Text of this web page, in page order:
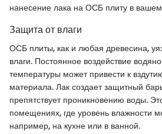
нанесение лака на ОСБ плиту в
Защита от влаги
ОСБ плиты, как и любая древесина,
влаги. Постоянное воздействие
температуры может привести к
материала. Лак создает защитный
препятствует проникновению воды.
помещениях, где уровень влажности
например, на кухне или в ванной.